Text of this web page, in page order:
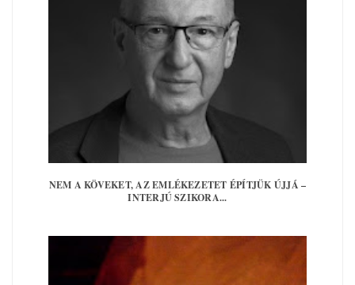
NEM A KÖVEKET, AZ EMLÉKEZETET ÉPÍTJÜK ÚJJÁ –
INTERJÚ SZIKORA...